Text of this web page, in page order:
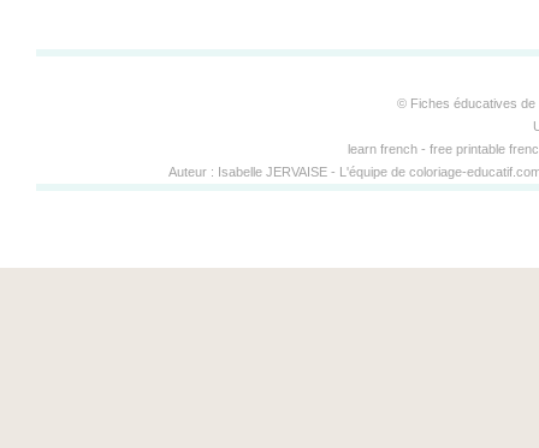
© Fiches éducatives
learn french - free printable
Auteur : Isabelle JERVAISE - L'équipe de coloriage-